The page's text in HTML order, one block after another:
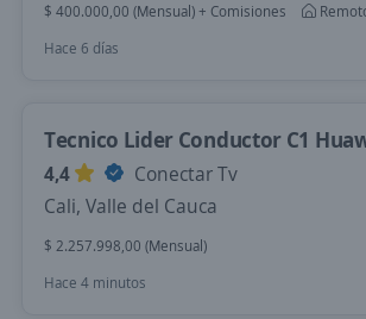
$ 400.000,00 (Mensual) + Comisiones
Hace 6 días
Tecnico Lider Conductor C1
4,4
Conectar Tv
Cali, Valle del Cauca
$ 2.257.998,00 (Mensual)
Hace 4 minutos